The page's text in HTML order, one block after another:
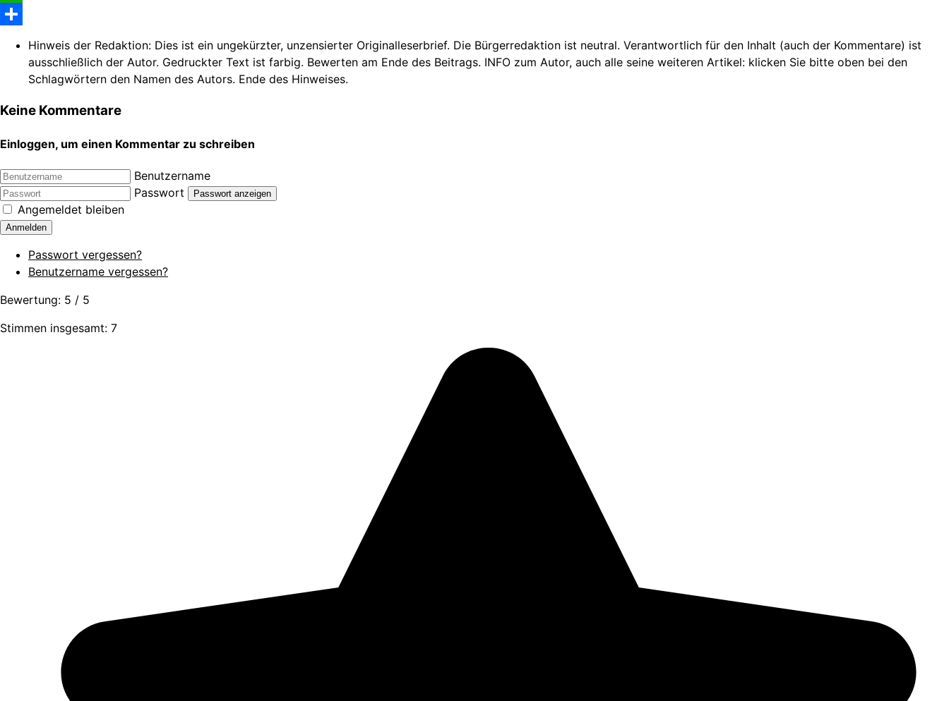
WhatsApp
Hinweis der Redaktion: Dies ist ein ungekürzter, unzensierter Originalleserbrief. Die Bürgerredaktion ist neutral. Verantwortlich für den Inhalt (auch der Kommentare) ist
ausschließlich der Autor. Gedruckter Text ist farbig. Bewerten am Ende des Beitrags. INFO zum Autor, auch alle seine weiteren Artikel: klicken Sie bitte oben bei den
Schlagwörtern den Namen des Autors. Ende des Hinweises.
Keine Kommentare
Einloggen, um einen Kommentar zu schreiben
Benutzername
Passwort
Passwort anzeigen
Angemeldet bleiben
Anmelden
Passwort vergessen?
Benutzername vergessen?
Bewertung: 5 / 5
Stimmen insgesamt: 7